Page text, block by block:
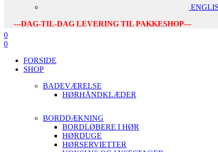
---DAG-TIL-DAG LEVERING TIL PAKKESHOP---
0
0
FORSIDE
SHOP
BADEVÆRELSE
HØRHÅNDKLÆDER
BORDDÆKNING
BORDLØBERE I HØR
HØRDUGE
HØRSERVIETTER